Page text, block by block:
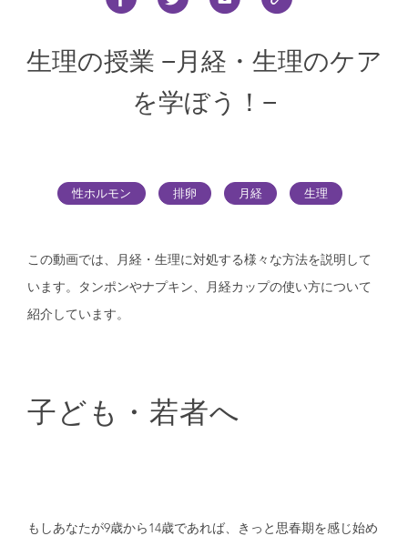
生理の授業 −月経・生理のケア
を学ぼう！−
性ホルモン 排卵 月経 生理
この動画では、月経・生理に対処する様々な方法を説明して
います。タンポンやナプキン、月経カップの使い方について
紹介しています。
子ども・若者へ
もしあなたが9歳から14歳であれば、きっと思春期を感じ始め